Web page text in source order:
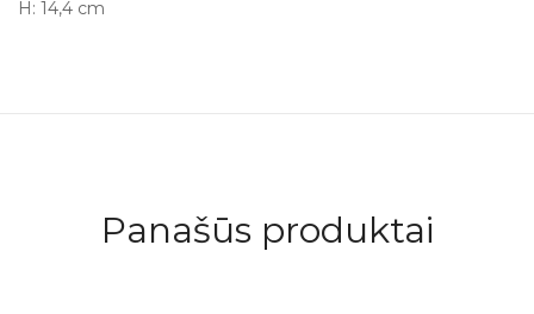
H: 14,4 cm
Panašūs produktai